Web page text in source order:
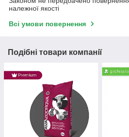
належної якості
Всі умови повернення
Подібні товари компанії